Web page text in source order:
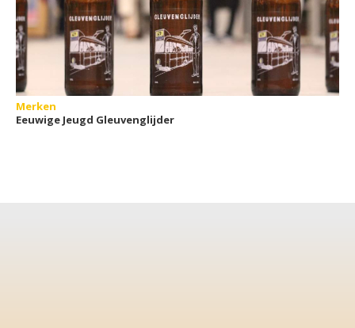
Merken
Eeuwige Jeugd Gleuvenglijder